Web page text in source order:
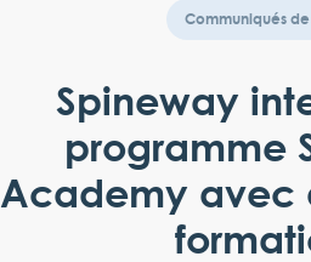
Communiqués
Spineway
programme
Academy avec